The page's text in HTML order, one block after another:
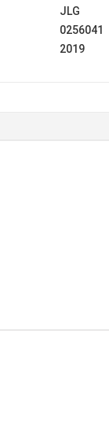
JLG
0256041
2019